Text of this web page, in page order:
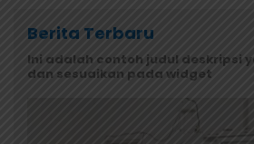
Berita Terbaru
Ini adalah contoh judul deskripsi
dan sesuaikan pada widget